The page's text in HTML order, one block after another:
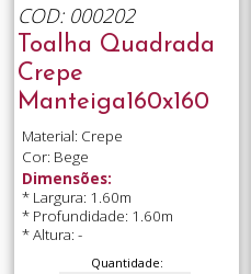
COD: 000202
Toalha Quadrada
Crepe
Manteiga160x160
Material: Crepe
Cor: Bege
Dimensões:
* Largura: 1.60m
* Profundidade: 1.60m
* Altura: -
Quantidade: